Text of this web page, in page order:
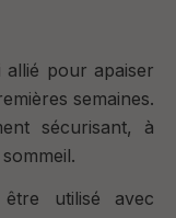
allié pour apaiser
semaines.
sécurisant, à
utilisé avec